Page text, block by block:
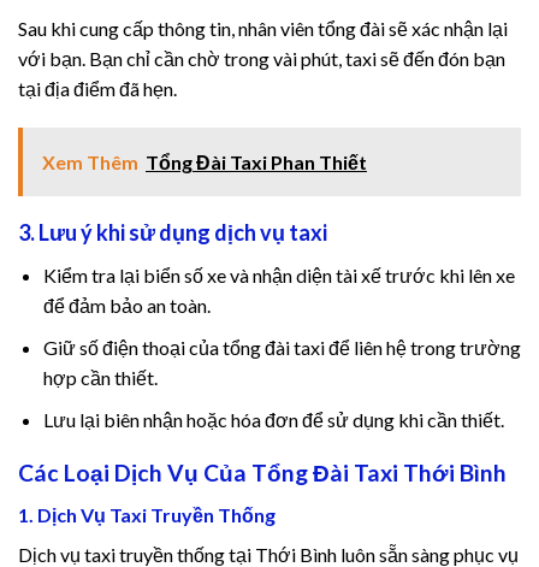
güncel giriş
Tv
Sau khi cung cấp thông tin, nhân viên tổng đài sẽ xác nhận lại
với bạn. Bạn chỉ cần chờ trong vài phút, taxi sẽ đến đón bạn
tại địa điểm đã hẹn.
Xem Thêm Tổng Đài Taxi Phan Thiết
3. Lưu ý khi sử dụng dịch vụ taxi
Kiểm tra lại biển số xe và nhận diện tài xế trước khi lên xe
để đảm bảo an toàn.
Giữ số điện thoại của tổng đài taxi để liên hệ trong trường
hợp cần thiết.
Lưu lại biên nhận hoặc hóa đơn để sử dụng khi cần thiết.
Các Loại Dịch Vụ Của Tổng Đài Taxi Thới Bình
1. Dịch Vụ Taxi Truyền Thống
Dịch vụ taxi truyền thống tại Thới Bình luôn sẵn sàng phục vụ